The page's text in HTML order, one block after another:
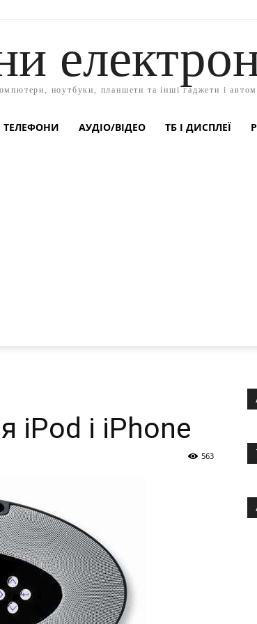
ноутбуки, планшети та інші гаджети і
ТЕЛЕФОНИ АУДІО/ВІДЕО ТБ І ДИСПЛЕЇ
iPod і iPhone
563